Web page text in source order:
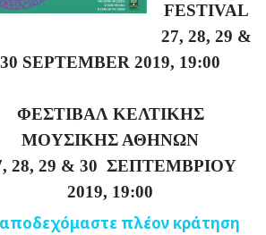
FESTIVAL
27, 28, 29 &
30 SEPTEMBER 2019, 19:00
ΦΕΣΤΙΒΑΛ ΚΕΛΤΙΚΗΣ
ΜΟΥΣΙΚΗΣ ΑΘΗΝΩΝ
28, 29 & 30 ΣΕΠΤΕΜΒΡΙΟΥ
2019, 19:00
πλέον κράτηση